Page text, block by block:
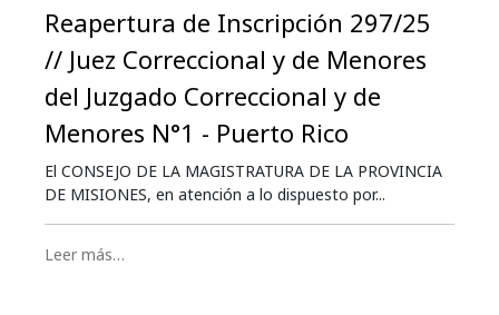
Reapertura de Inscripción 297/25
// Juez Correccional y de Menores
del Juzgado Correccional y de
Menores N°1 - Puerto Rico
El CONSEJO DE LA MAGISTRATURA DE LA PROVINCIA
DE MISIONES, en atención a lo dispuesto por...
Leer más…